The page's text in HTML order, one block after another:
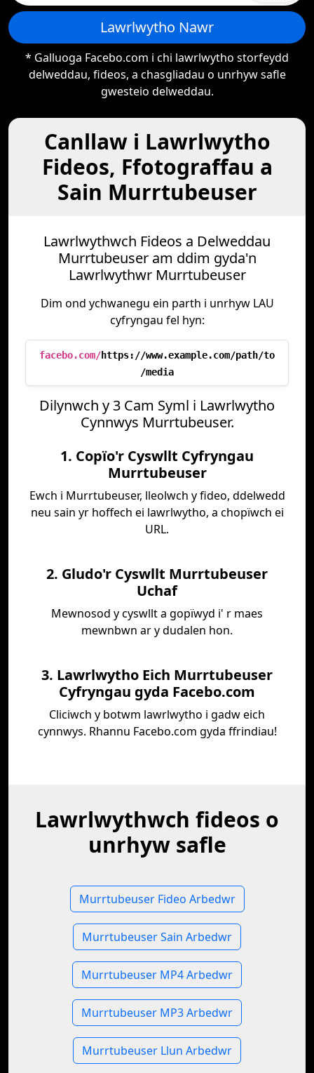
Lawrlwytho Nawr
* Galluoga Facebo.com i chi lawrlwytho storfeydd
delweddau, fideos, a chasgliadau o unrhyw safle
gwesteio delweddau.
Canllaw i Lawrlwytho
Fideos, Ffotograffau a
Sain Murrtubeuser
Lawrlwythwch Fideos a Delweddau
Murrtubeuser am ddim gyda'n
Lawrlwythwr Murrtubeuser
Dim ond ychwanegu ein parth i unrhyw LAU
cyfryngau fel hyn:
facebo.com/https://www.example.com/path/to
/media
Dilynwch y 3 Cam Syml i Lawrlwytho
Cynnwys Murrtubeuser.
1. Copïo'r Cyswllt Cyfryngau
Murrtubeuser
Ewch i Murrtubeuser, lleolwch y fideo, ddelwedd
neu sain yr hoffech ei lawrlwytho, a chopïwch ei
URL.
2. Gludo'r Cyswllt Murrtubeuser
Uchaf
Mewnosod y cyswllt a gopïwyd i' r maes
mewnbwn ar y dudalen hon.
3. Lawrlwytho Eich Murrtubeuser
Cyfryngau gyda Facebo.com
Cliciwch y botwm lawrlwytho i gadw eich
cynnwys. Rhannu Facebo.com gyda ffrindiau!
Lawrlwythwch fideos o
unrhyw safle
Murrtubeuser Fideo Arbedwr
Murrtubeuser Sain Arbedwr
Murrtubeuser MP4 Arbedwr
Murrtubeuser MP3 Arbedwr
Murrtubeuser Llun Arbedwr